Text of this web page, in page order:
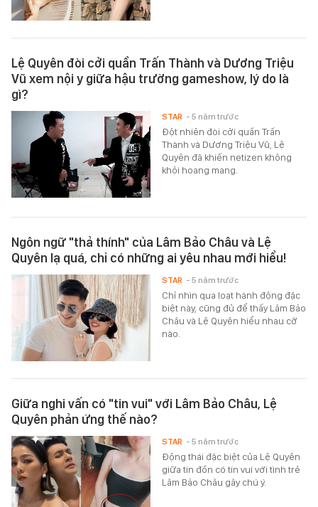
Lệ Quyên đòi cởi quần Trấn Thành và Dương Triệu
Vũ xem nội y giữa hậu trường gameshow, lý do là
gì?
Đột nhiên đòi cởi quần Trấn
Thành và Dương Triệu Vũ, Lệ
Quyên đã khiến netizen không
khỏi hoang mang.
STAR - 5 năm trước
Ngôn ngữ "thả thính" của Lâm Bảo Châu và Lệ
Quyên lạ quá, chỉ có những ai yêu nhau mới hiểu!
Chỉ nhìn qua loạt hành động đặc
biệt này, cũng đủ để thấy Lâm Bảo
Châu và Lệ Quyên hiểu nhau cỡ
nào.
STAR - 5 năm trước
Giữa nghi vấn có "tin vui" với Lâm Bảo Châu, Lệ
Quyên phản ứng thế nào?
Động thái đặc biệt của Lệ Quyên
giữa tin đồn có tin vui với tình trẻ
Lâm Bảo Châu gây chú ý.
STAR - 5 năm trước